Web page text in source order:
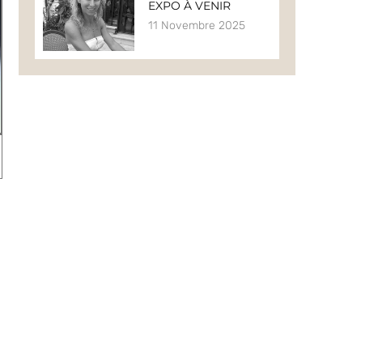
EXPO À VENIR
11 Novembre 2025